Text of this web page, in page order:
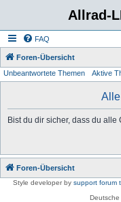
Allrad-
FAQ
Foren-Übersicht
Unbeantwortete Themen Aktive
Bist du dir sicher, dass du
Foren-Übersicht
Style developer by support forum